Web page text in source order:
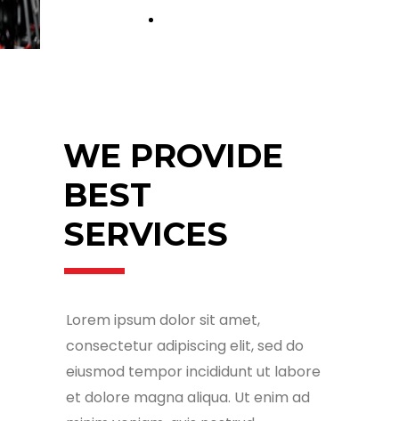
WE PROVIDE
BEST
SERVICES
Lorem ipsum dolor sit amet,
consectetur adipiscing elit, sed do
eiusmod tempor incididunt ut labore
et dolore magna aliqua. Ut enim ad